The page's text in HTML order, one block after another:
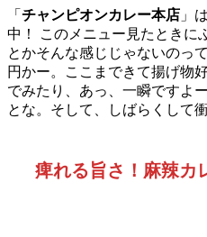
「 チャンピオンカレー本店 」
中！ このメニュー見たときに
とかそんな感じじゃないのっ
円かー。ここまできて揚げ物
でみたり、あっ、一瞬ですよ
とな。そして、しばらくして
痺れる旨さ！麻辣カ